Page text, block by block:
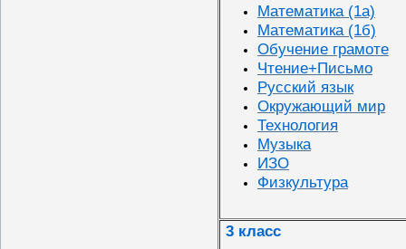
Математика (1а)
Математика (1б)
Обучение грамоте
Чтение+Письмо
Русский язык
Окружающий мир
Технология
Музыка
ИЗО
Физкультура
3 класс